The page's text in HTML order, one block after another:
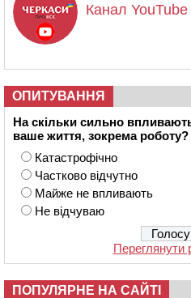
Канал YouTube
ОПИТУВАННЯ
На скільки сильно
ваше життя, зокрема роботу?
Катастрофічно
Частково відчутно
Майже не впливають
Не відчуваю
Переглянути
ПОПУЛЯРНЕ НА САЙТІ